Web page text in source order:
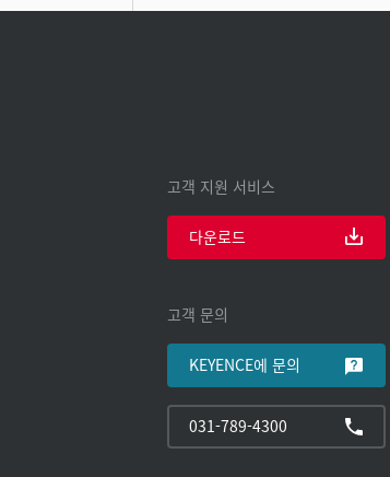
고객 지원 서비스
다운로드
고객 문의
KEYENCE에 문의
031-789-4300